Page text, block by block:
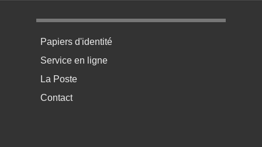
Menu pratique bas de page 1
Papiers d'identité
Service en ligne
La Poste
Contact